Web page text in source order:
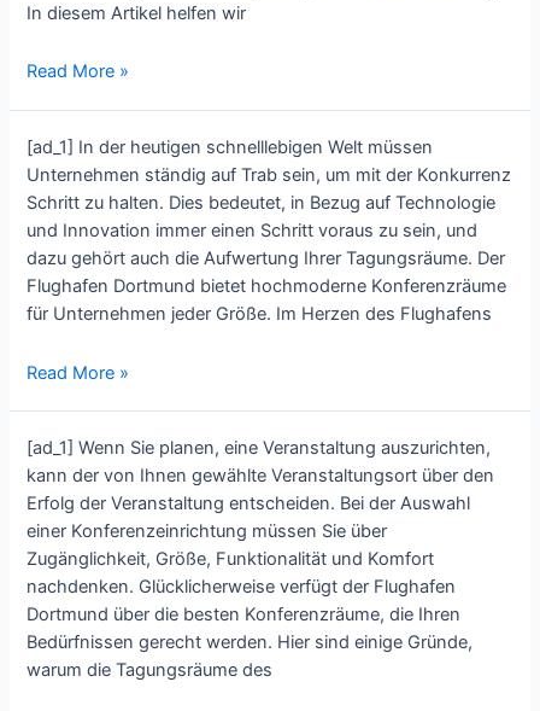
In diesem Artikel helfen wir
Discover
Konferenzräume
in
Dortmund
for
Your
Next
Business
Read More »
[ad_1] In der heutigen schnelllebigen Welt müssen
Unternehmen ständig auf Trab sein, um mit der Konkurrenz
Schritt zu halten. Dies bedeutet, in Bezug auf Technologie
und Innovation immer einen Schritt voraus zu sein, und
dazu gehört auch die Aufwertung Ihrer Tagungsräume. Der
Flughafen Dortmund bietet hochmoderne Konferenzräume
für Unternehmen jeder Größe. Im Herzen des Flughafens
Elevate
Meetings:
Discover
the
State-
of-
the-
Art
Conference
Rooms
Read More »
[ad_1] Wenn Sie planen, eine Veranstaltung auszurichten,
kann der von Ihnen gewählte Veranstaltungsort über den
Erfolg der Veranstaltung entscheiden. Bei der Auswahl
einer Konferenzeinrichtung müssen Sie über
Zugänglichkeit, Größe, Funktionalität und Komfort
nachdenken. Glücklicherweise verfügt der Flughafen
Dortmund über die besten Konferenzräume, die Ihren
Bedürfnissen gerecht werden. Hier sind einige Gründe,
warum die Tagungsräume des